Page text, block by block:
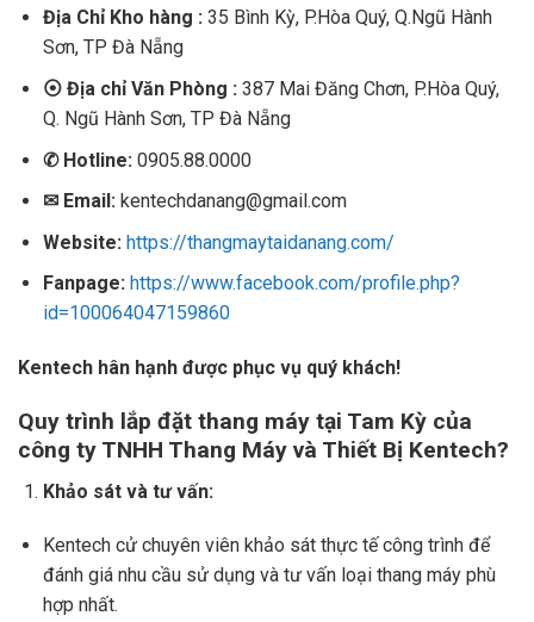
Địa Chỉ Kho hàng :35 Bình Kỳ, P.Hòa Quý, Q.Ngũ Hành
Sơn, TP Đà Nẵng
⦿Địa chỉ Văn Phòng : 387 Mai Đăng Chơn, P.Hòa Quý,
Q. Ngũ Hành Sơn, TP Đà Nẵng
✆Hotline: 0905.88.0000
✉Email:kentechdanang@gmail.com
Website: https://thangmaytaidanang.com/
Fanpage: https://www.facebook.com/profile.php?
id=100064047159860
Kentech hân hạnh được phục vụ quý khách!
Quy trình lắp đặt thang máy tại Tam Kỳ của
công ty TNHH Thang Máy và Thiết Bị Kentech?
Khảo sát và tư vấn:
Kentech cử chuyên viên khảo sát thực tế công trình để
đánh giá nhu cầu sử dụng và tư vấn loại thang máy phù
hợp nhất.